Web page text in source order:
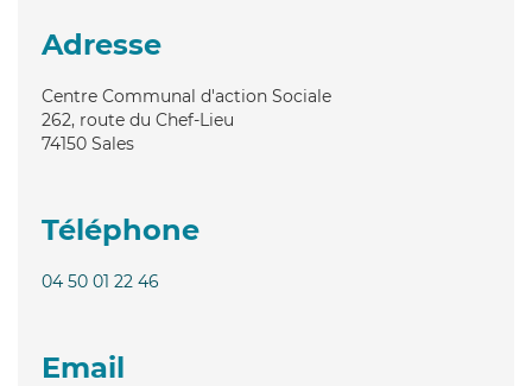
Adresse
Centre Communal d'action Sociale
262, route du Chef-Lieu
74150 Sales
Téléphone
04 50 01 22 46
Email